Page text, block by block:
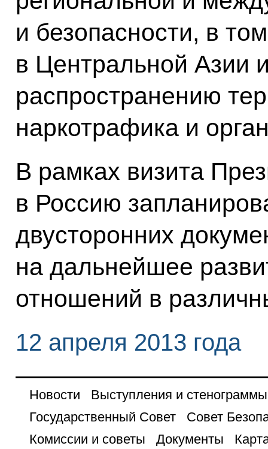
и безопасности, в
в Центральной Азии
распространению
наркотрафика и
В рамках визита
в Россию
двусторонних
на дальнейшее
отношений в
12 апреля 2013 года
Новости
Выступления и стенограммы
Государственный Совет
Совет
Комиссии и советы
Документы